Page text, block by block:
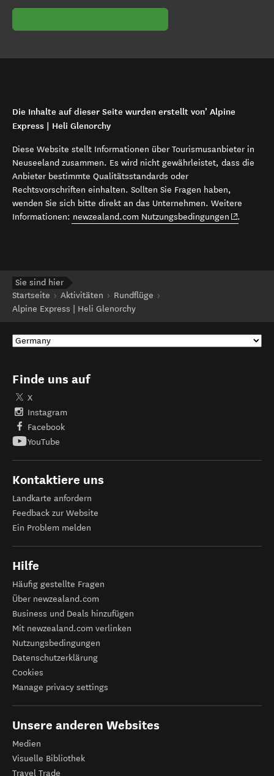
Die Inhalte auf dieser Seite wurden erstellt von’ Alpine
Express | Heli Glenorchy
Diese Website stellt Informationen über Tourismusanbieter in
Neuseeland zusammen. Es wird nicht gewährleistet, dass die
Anbieter bestimmte Qualitätsstandards oder
Rechtsvorschriften einhalten. Sollten Sie Fragen haben,
wenden Sie sich bitte direkt an das Unternehmen. Weitere
Informationen: newzealand.com Nutzungsbedingungen (opens in
.
Sie sind hier
Startseite
Aktivitäten
Rundflüge
Alpine Express | Heli Glenorchy
Finde uns auf
X
Instagram
Facebook
YouTube
Kontaktiere uns
Landkarte anfordern
Feedback zur Website
Ein Problem melden
Hilfe
Häufig gestellte Fragen
Über newzealand.com
Business und Deals hinzufügen
Mit newzealand.com verlinken
Nutzungsbedingungen
Datenschutzerklärung
Cookies
Manage privacy settings
Unsere anderen Websites
Medien
Visuelle Bibliothek
Travel Trade